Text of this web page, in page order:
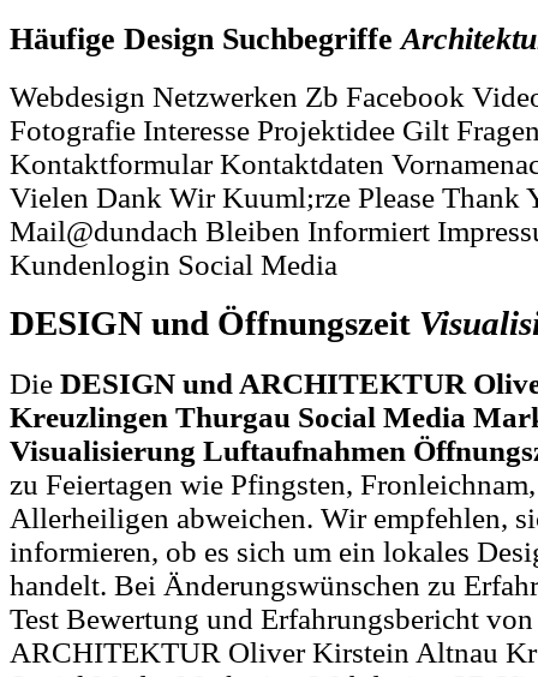
Häufige Design Suchbegriffe
Webdesign Netzwerken Zb Facebook
Fotografie Interesse Projektidee Gilt
Kontaktformular Kontaktdaten
Vielen Dank Wir Kuuml;rze Please Thank
Mail@dundach Bleiben Informiert
Kundenlogin Social Media
DESIGN und Öffnungszeit
Die DESIGN und ARCHITEKTUR
Kreuzlingen Thurgau Social Media
Visualisierung Luftaufnahmen
zu Feiertagen wie Pfingsten,
Allerheiligen abweichen. Wir empfehlen,
informieren, ob es sich um ein lokales
handelt. Bei Änderungswünschen zu
Test Bewertung und Erfahrungsbericht
ARCHITEKTUR Oliver Kirstein Altnau